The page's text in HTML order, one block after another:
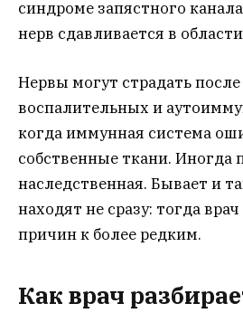
синдроме запястного
нерв сдавливается в
Нервы могут страдать
воспалительных и
когда иммунная система
собственные ткани. Иногда
наследственная. Бывает и
находят не сразу: тогда
причин к более редким.
Как врач